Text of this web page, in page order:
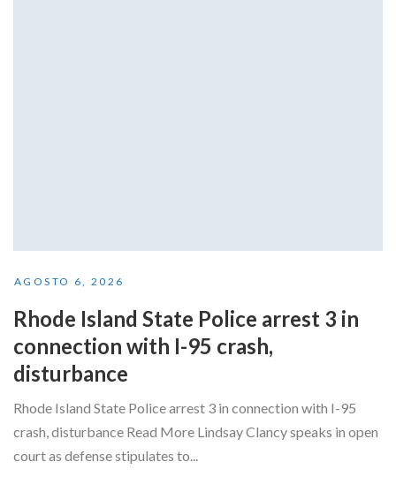
AGOSTO 6, 2026
Rhode Island State Police arrest 3 in
connection with I-95 crash,
disturbance
Rhode Island State Police arrest 3 in connection with I-95
crash, disturbance Read More Lindsay Clancy speaks in open
court as defense stipulates to...